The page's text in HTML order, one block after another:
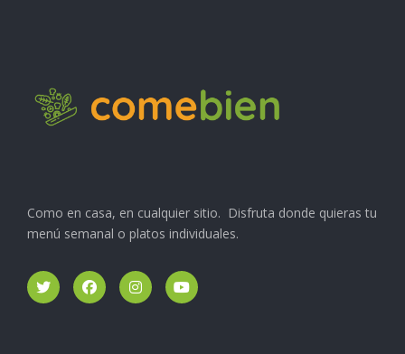
Como en casa, en cualquier sitio. Disfruta donde quieras tu
menú semanal o platos individuales.